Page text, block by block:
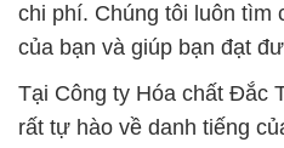
chi phí. Chúng tôi luôn tìm
của bạn và giúp bạn đạt
Tại Công ty Hóa chất Đắc
rất tự hào về danh tiếng